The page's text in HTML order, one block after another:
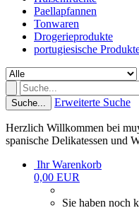
Paellapfannen
Tonwaren
Drogerieprodukte
portugiesische
Suche... Erweiterte Suche
Herzlich Willkommen bei
spanische Delikatessen und
Ihr Warenkorb
0,00 EUR
Sie haben noch